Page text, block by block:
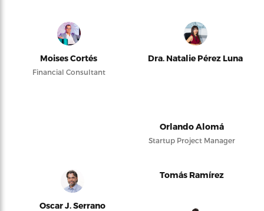
Moises Cortés
Financial Consultant
Dra. Natalie Pérez Luna
Orlando Alomá
Startup Project Manager
Oscar J. Serrano
Tomás Ramírez